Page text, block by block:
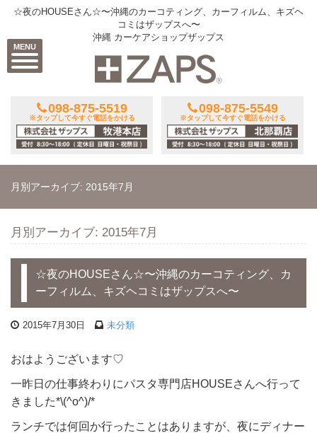
MENU
☆夜のHOUSEさん☆〜沖縄のカーコティング、カーフィルム、キズヘ
コミはザップスへ〜
沖縄 カーケアショップザップス
098-875-5519
※タップして今すぐ電話をかける
098-875-5549
※タップして今すぐ電話をかける
月別アーカイブ: 2015年7月
月別アーカイブ: 2015年7月
☆夜のHOUSEさん☆〜沖縄のカーコティング、カ
ーフィルム、キズヘコミはザップスへ〜
2015年7月30日 未分類
おはようございます♡
一昨日の仕事終わりにパスタ専門店HOUSEさんへ行って
きました*\(^o^)/*
ランチでは何回か行ったことはありますが、夜にディナー